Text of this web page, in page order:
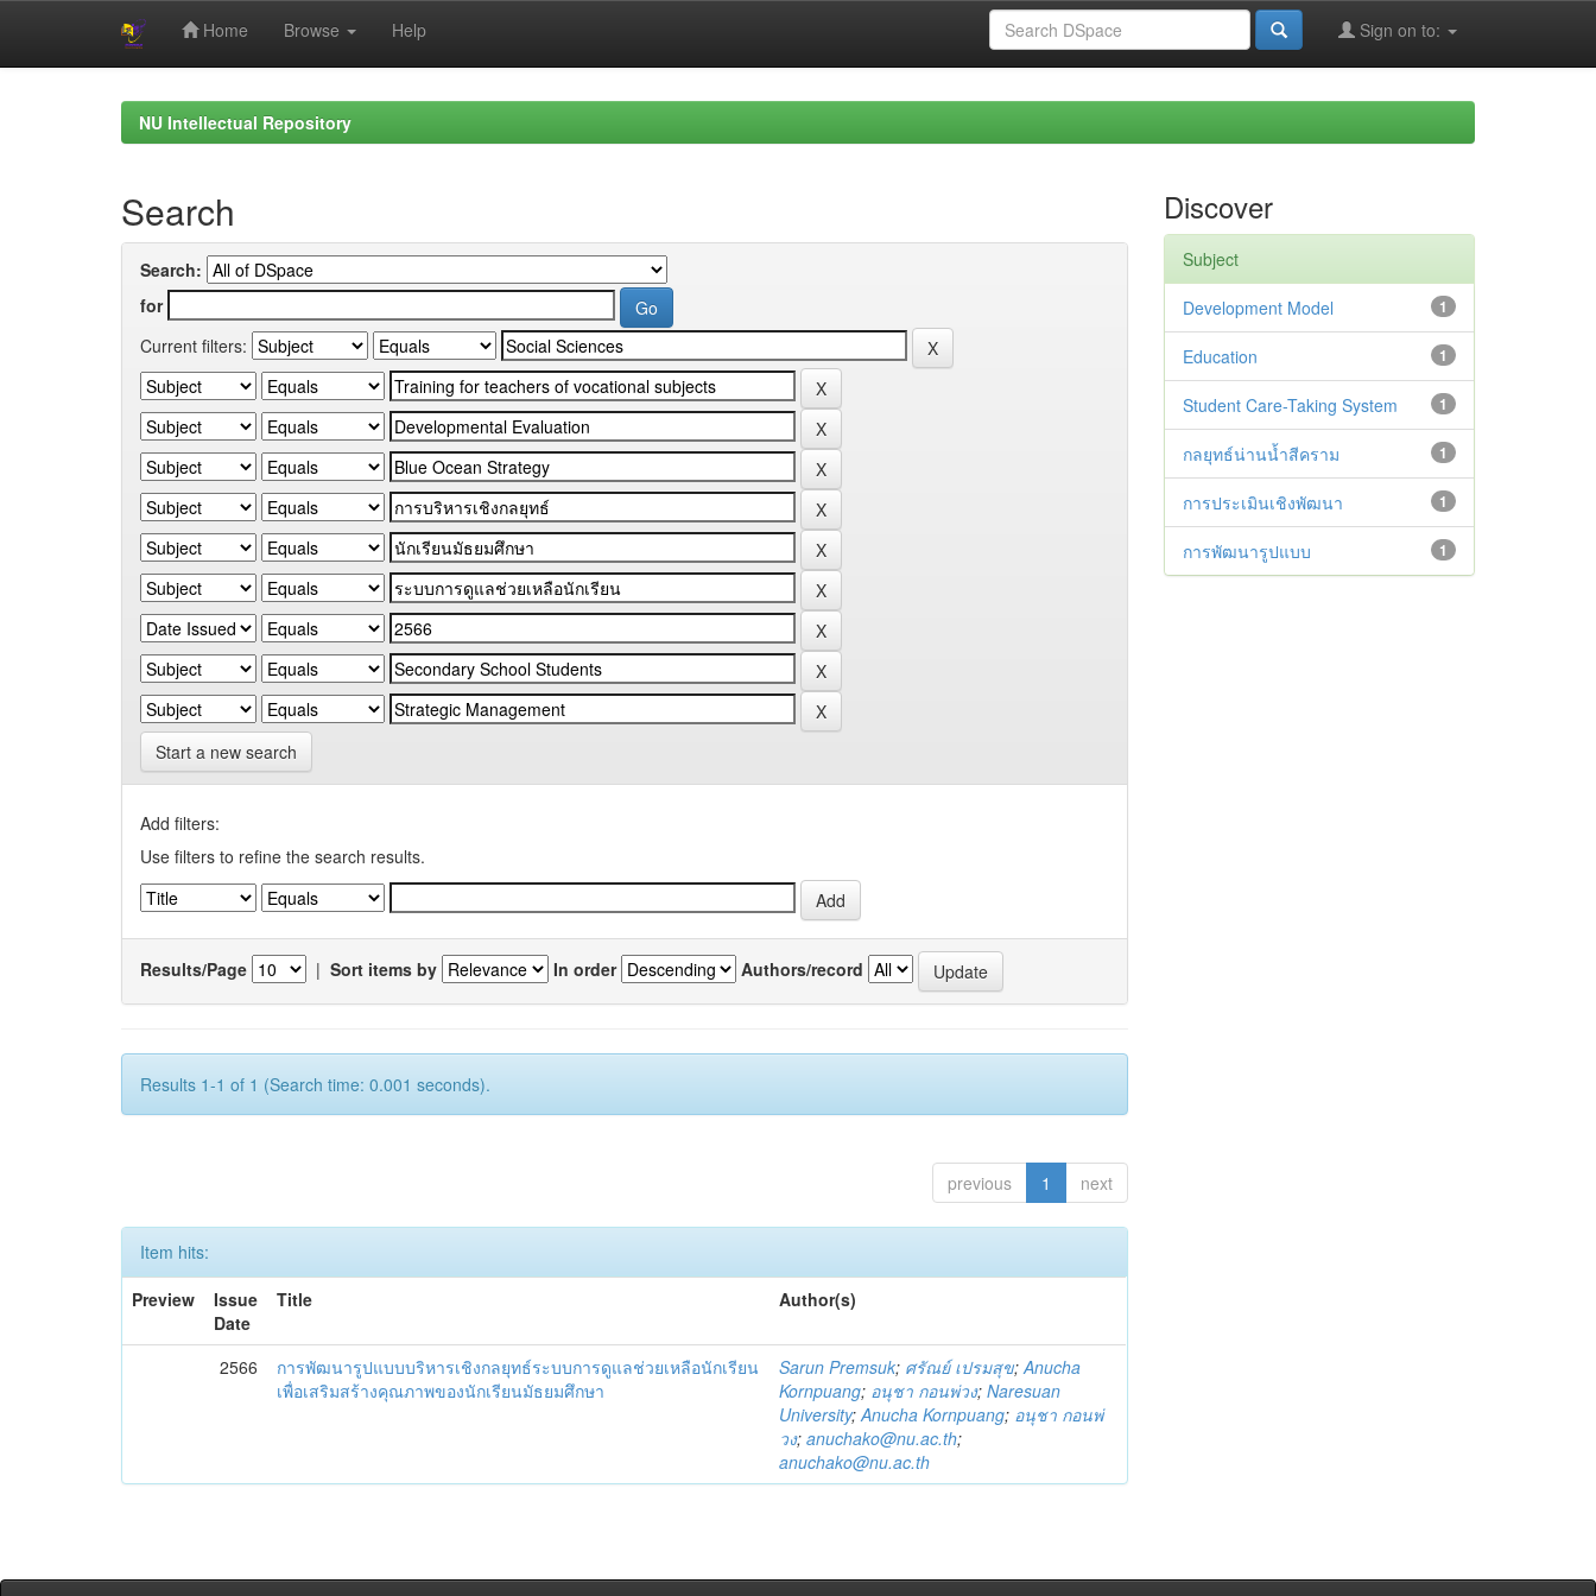
Home Browse Help Sign on to:
NU Intellectual Repository
Search
Search:
for
Current filters:
Start a new search
Add filters:
Use filters to refine the search results.
Results/Page | Sort items by In order Authors/record
Results 1-1 of 1 (Search time: 0.001 seconds).
previous 1 next
Item hits:
Preview
Issue
Date
Title Author(s)
2566
การพัฒนารูปแบบบริหารเชิงกลยุทธ์ระบบการดูแลช่วยเหลือนักเรียน
เพื่อเสริมสร้างคุณภาพของนักเรียนมัธยมศึกษา
Sarun Premsuk; ศรัณย์ เปรมสุข;Anucha
Kornpuang; อนุชา กอนพ่วง;Naresuan
University;Anucha Kornpuang; อนุชา กอนพ่
วง;anuchako@nu.ac.th;
anuchako@nu.ac.th
Discover
Subject
1
Development Model
1
Education
1
Student Care-Taking System
1
กลยุทธ์น่านน้ำสีคราม
1
การประเมินเชิงพัฒนา
1
การพัฒนารูปแบบ